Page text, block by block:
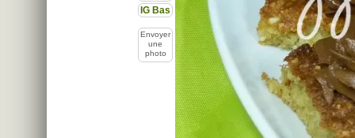
IG Bas
Envoyer
une
photo